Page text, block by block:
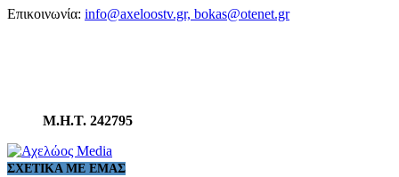
Επικοινωνία: info@axeloostv.gr, bokas@otenet.gr
Μ.Η.Τ. 242795
ΣΧΕΤΙΚΆ ΜΕ ΕΜΆΣ